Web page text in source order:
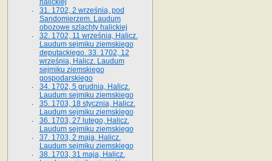
halickiej
31. 1702, 2 września, pod
Sandomierzem. Laudum
obozowe szlachty halickiej
32. 1702, 11 września, Halicz.
Laudum sejmiku ziemskiego
deputackiego. 33. 1702, 12
września, Halicz. Laudum
sejmiku ziemskiego
gospodarskiego
34. 1702, 5 grudnia, Halicz.
Laudum sejmiku ziemskiego
35. 1703, 18 stycznia, Halicz.
Laudum sejmiku ziemskiego
36. 1703, 27 lutego, Halicz.
Laudum sejmiku ziemskiego
37. 1703, 2 maja, Halicz.
Laudum sejmiku ziemskiego
38. 1703, 31 maja, Halicz.